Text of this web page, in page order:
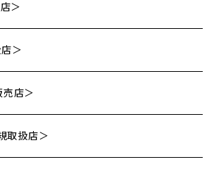
＞
＞
店＞
取扱店＞